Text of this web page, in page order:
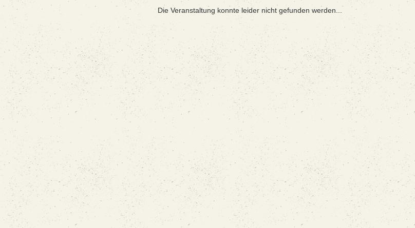
Die Veranstaltung konnte leider nicht gefunden werden...